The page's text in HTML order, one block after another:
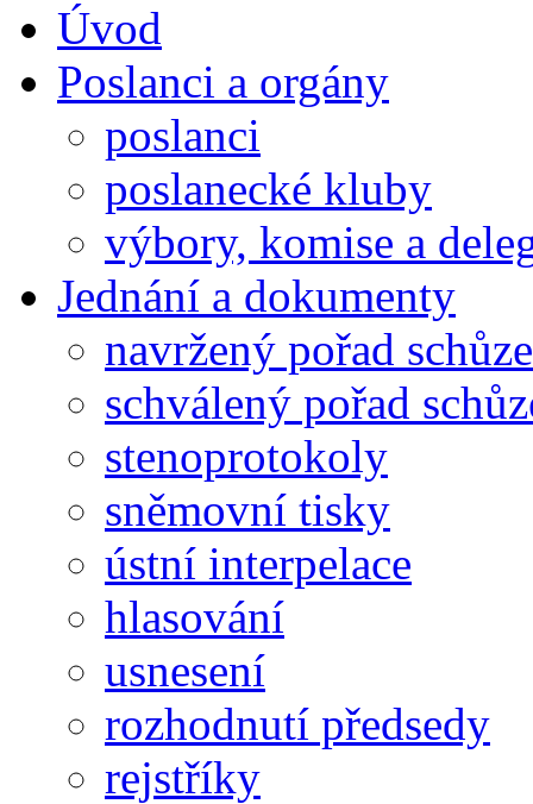
Úvod
Poslanci a orgány
poslanci
poslanecké kluby
výbory, komise a
Jednání a dokumenty
navržený pořad schůze
schválený pořad
stenoprotokoly
sněmovní tisky
ústní interpelace
hlasování
usnesení
rozhodnutí předsedy
rejstříky